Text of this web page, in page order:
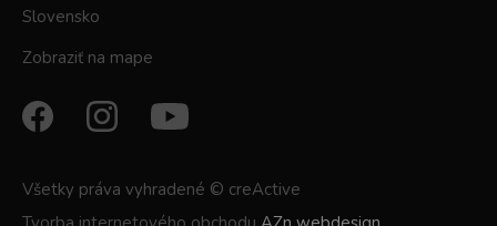
Slovensko
Zobraziť na mape
Všetky práva vyhradené © creActive